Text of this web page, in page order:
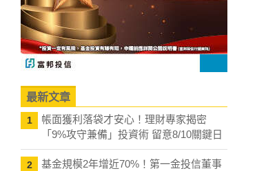
最新文章
1
帳面獲利落袋才安心！理財專家揭密
「9%攻守兼備」投資術 留意8/10關鍵日
2
基金規模2年增近70%！第一金投信董事